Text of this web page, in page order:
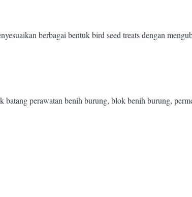
berbagai bentuk bird seed treats dengan
perawatan benih burung, blok benih burung,